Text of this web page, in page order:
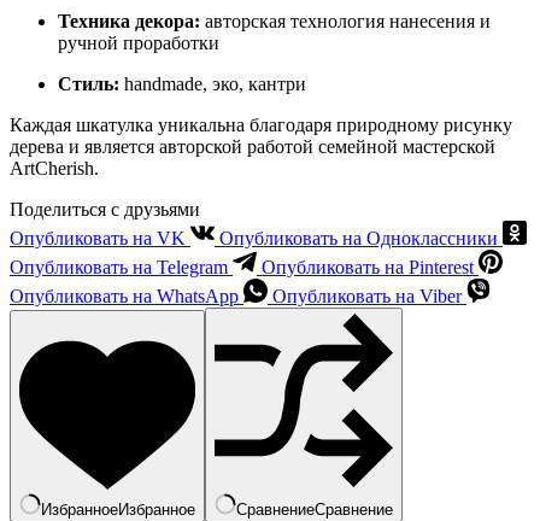
Техника декора: авторская технология нанесения и
ручной проработки
Стиль: handmade, эко, кантри
Каждая шкатулка уникальна благодаря природному рисунку
дерева и является авторской работой семейной мастерской
ArtCherish.
Поделиться с друзьями
Опубликовать на VK
Опубликовать на Одноклассники
Опубликовать на Telegram
Опубликовать на Pinterest
Опубликовать на WhatsApp
Опубликовать на Viber
ИзбранноеИзбранное СравнениеСравнение